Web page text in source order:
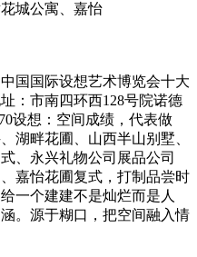
城公寓、嘉怡
国国际设想艺术博览会十大
：市南四环西128号院诺德
设想：空间成绩，代表做
湖畔花圃、山西半山别墅、
、永兴礼物公司展品公司
嘉怡花圃复式，打制品尝时
一个建建不是灿烂而是人
。源于糊口，把空间融入情